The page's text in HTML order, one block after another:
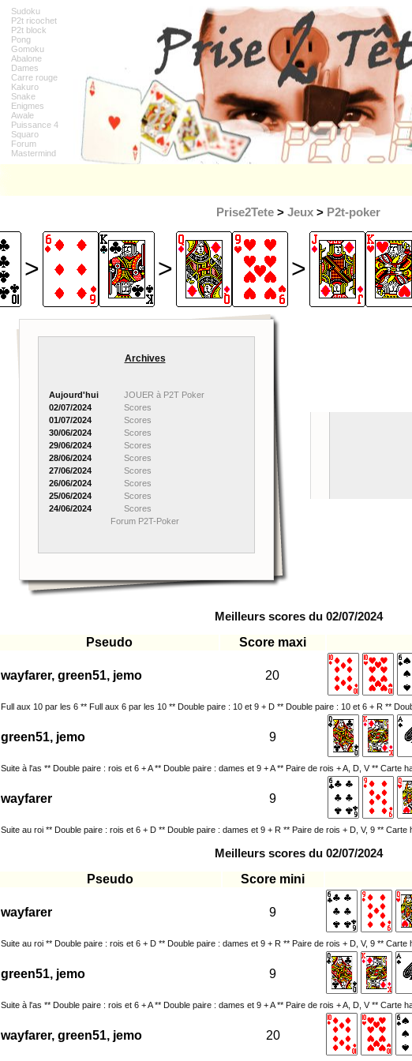
Sudoku
P2t ricochet
P2t block
Pong
Gomoku
Abalone
Dames
Carre rouge
Kakuro
Snake
Enigmes
Awale
Puissance 4
Squaro
Forum
Mastermind
Prise2Tete > Jeux > P2t-poker
> > >
Archives
Aujourd'hui
JOUER à P2T Poker
02/07/2024
Scores
01/07/2024
Scores
30/06/2024
Scores
29/06/2024
Scores
28/06/2024
Scores
27/06/2024
Scores
26/06/2024
Scores
25/06/2024
Scores
24/06/2024
Scores
Forum P2T-Poker
Meilleurs scores du 02/07/2024
Pseudo
Score maxi
wayfarer, green51, jemo 20
Full aux 10 par les 6 ** Full aux 6 par les 10 ** Double paire : 10 et 9 + D ** Double paire : 10 et 6 + R **
green51, jemo 9
Suite à l'as ** Double paire : rois et 6 + A ** Double paire : dames et 9 + A ** Paire de rois + A, D, V ** Carte
wayfarer 9
Suite au roi ** Double paire : rois et 6 + D ** Double paire : dames et 9 + R ** Paire de rois + D, V, 9 **
Meilleurs scores du 02/07/2024
Pseudo
Score mini
wayfarer 9
Suite au roi ** Double paire : rois et 6 + D ** Double paire : dames et 9 + R ** Paire de rois + D, V, 9 **
green51, jemo 9
Suite à l'as ** Double paire : rois et 6 + A ** Double paire : dames et 9 + A ** Paire de rois + A, D, V ** Carte
wayfarer, green51, jemo 20